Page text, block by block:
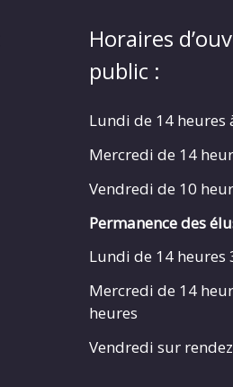
Horaires
public :
Lundi de 14 heures
Mercredi de 14
Vendredi de 10
Permanence des
Lundi de 14 heures
Mercredi de 14
heures
Vendredi sur